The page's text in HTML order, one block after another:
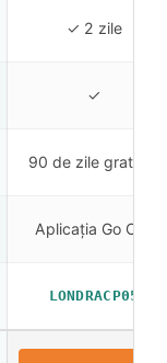
✓ 2 zile
✓
90 de zile gratuite
Aplicația Go City
LONDRACP05